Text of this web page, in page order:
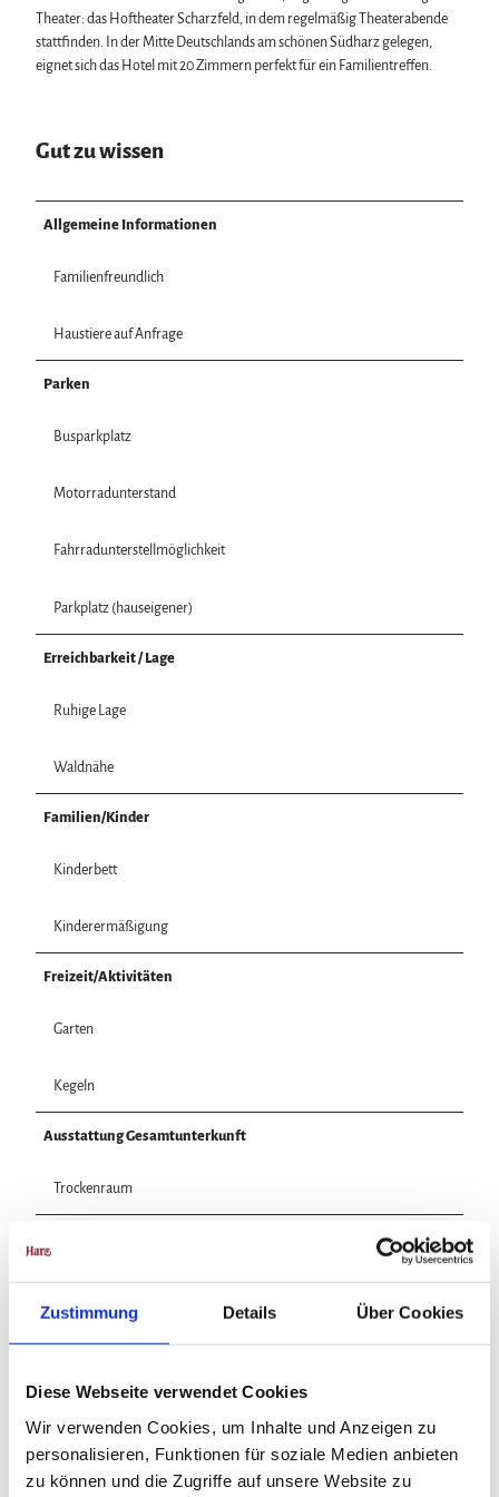
Zustimmung Details Über Cookies
Diese Webseite verwendet Cookies
Wir verwenden Cookies, um Inhalte und Anzeigen zu
personalisieren, Funktionen für soziale Medien anbieten
zu können und die Zugriffe auf unsere Website zu
Theater: das Hoftheater Scharzfeld, in dem regelmäßig Theaterabende
stattfinden. In der Mitte Deutschlands am schönen Südharz gelegen,
eignet sich das Hotel mit 20 Zimmern perfekt für ein Familientreffen.
Gut zu wissen
Allgemeine Informationen
Familienfreundlich
Haustiere auf Anfrage
Parken
Busparkplatz
Motorradunterstand
Fahrradunterstellmöglichkeit
Parkplatz (hauseigener)
Erreichbarkeit / Lage
Ruhige Lage
Waldnähe
Familien/Kinder
Kinderbett
Kinderermäßigung
Freizeit/Aktivitäten
Garten
Kegeln
Ausstattung Gesamtunterkunft
Trockenraum
Zimmer mit Balkon
TV im Zimmer